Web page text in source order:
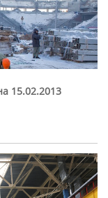
15.02.2013